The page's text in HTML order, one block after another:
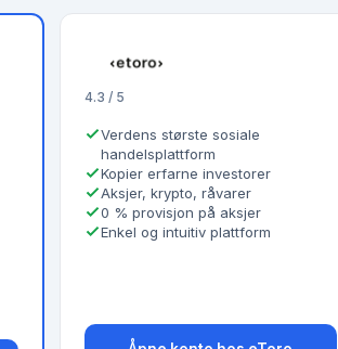
4.3 / 5
Verdens største sosiale
handelsplattform
Kopier erfarne investorer
Aksjer, krypto, råvarer
0 % provisjon på aksjer
Enkel og intuitiv plattform